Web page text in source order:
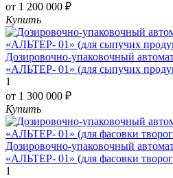
от 1 200 000 ₽
Купить
Дозировочно-упаковочный
«АЛЬТЕР- 01» (для сыпучих
1
от 1 300 000 ₽
Купить
Дозировочно-упаковочный
«АЛЬТЕР- 01» (для фасовки
1